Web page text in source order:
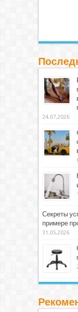
24.07.2026
Секреты
примере
31.05.2026